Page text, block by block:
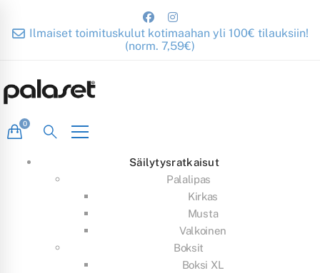
Ilmaiset toimituskulut kotimaahan yli 100€ tilauksiin!
(norm. 7,59€)
Säilytysratkaisut
Palalipas
Kirkas
Musta
Valkoinen
Boksit
Boksi XL